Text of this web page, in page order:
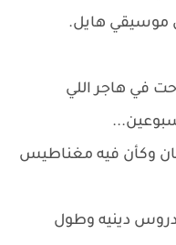
موسيقي هايل.
في هاجر اللي
وكأن فيه مغناطيس
دينيه وطول